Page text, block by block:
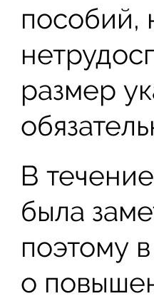
пособий,
размер
В
была
поэтому
о